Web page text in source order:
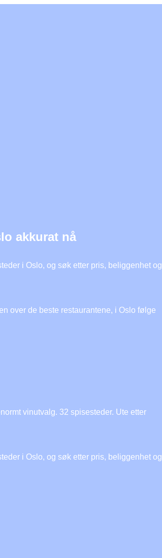
akkurat nå
i Oslo, og søk etter pris, beliggenhet og
over de beste restaurantene, i Oslo følge
vinutvalg. 32 spisesteder. Ute etter
i Oslo, og søk etter pris, beliggenhet og